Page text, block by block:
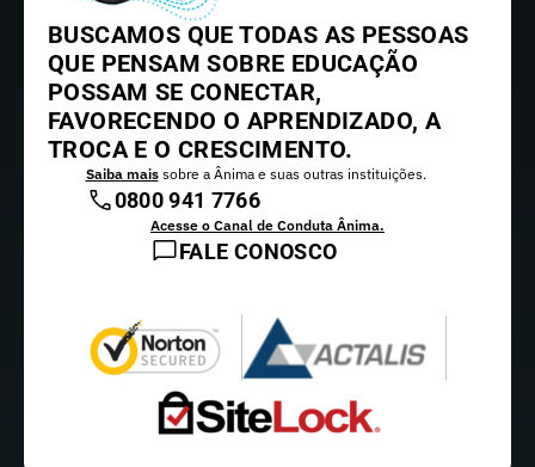
BUSCAMOS QUE TODAS AS PESSOAS
QUE PENSAM SOBRE EDUCAÇÃO
POSSAM SE CONECTAR,
FAVORECENDO O APRENDIZADO, A
TROCA E O CRESCIMENTO.
Saiba maissobre a Ânima e suas outras instituições.
0800 941 7766
Acesse o Canal de Conduta Ânima.
FALE CONOSCO